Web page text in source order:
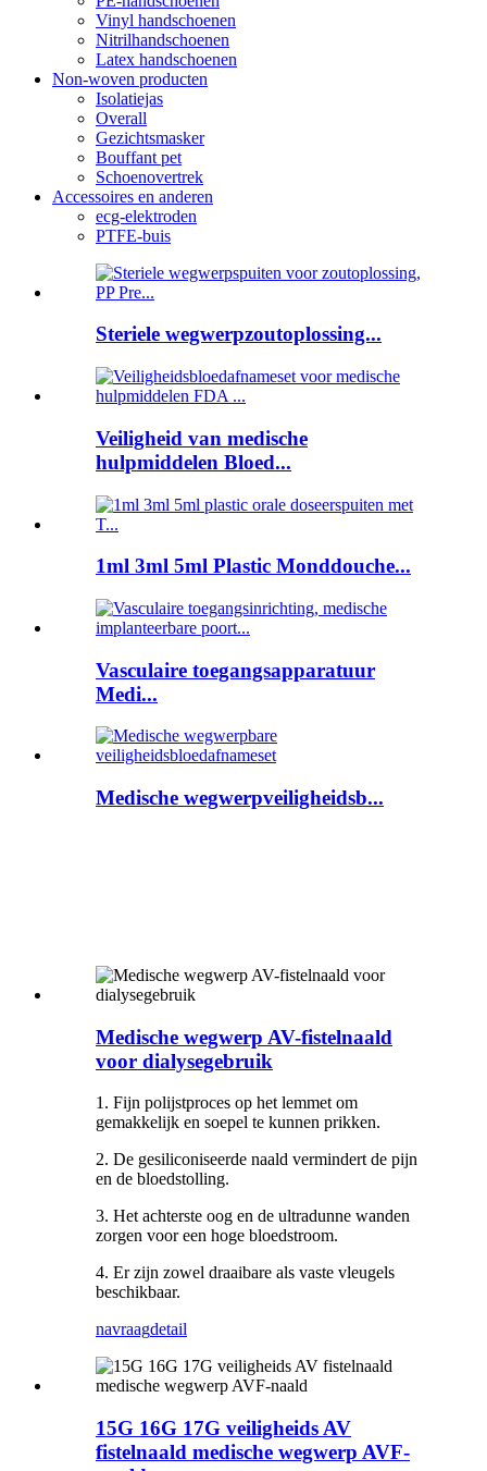
Vinyl handschoenen
Nitrilhandschoenen
Latex handschoenen
Non-woven producten
Isolatiejas
Overall
Gezichtsmasker
Bouffant pet
Schoenovertrek
Accessoires en anderen
ecg-elektroden
PTFE-buis
Steriele wegwerpzoutoplossing...
Veiligheid van medische
hulpmiddelen Bloed...
1ml 3ml 5ml Plastic Monddouche...
Vasculaire toegangsapparatuur
Medi...
Medische wegwerpveiligheidsb...
Medische wegwerp AV-fistelnaald
voor dialysegebruik
1. Fijn polijstproces op het lemmet om
gemakkelijk en soepel te kunnen prikken.
2. De gesiliconiseerde naald vermindert de pijn
en de bloedstolling.
3. Het achterste oog en de ultradunne wanden
zorgen voor een hoge bloedstroom.
4. Er zijn zowel draaibare als vaste vleugels
beschikbaar.
navraagdetail
15G 16G 17G veiligheids AV
fistelnaald medische wegwerp AVF-